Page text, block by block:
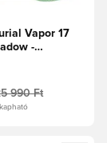
Vapor 17
-
990 Ft